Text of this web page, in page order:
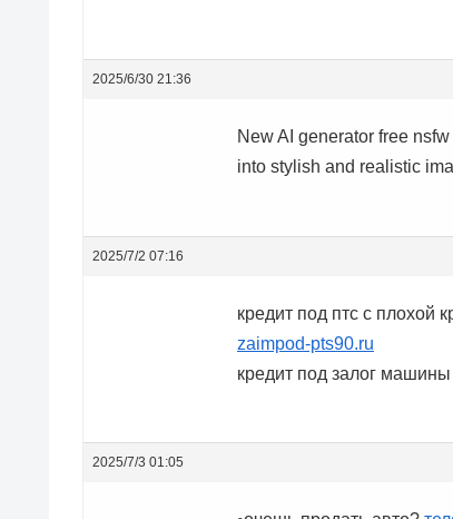
2025/6/30 21:36
New AI generator free
into stylish and realistic
2025/7/2 07:16
кредит под птс с плохой
zaimpod-pts90.ru
кредит под залог
2025/7/3 01:05